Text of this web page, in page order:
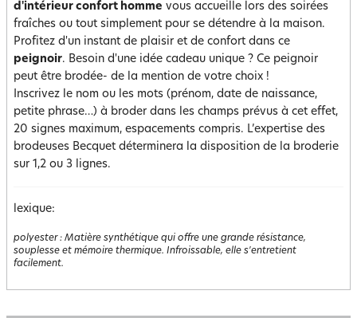
d'intérieur confort homme vous accueille lors des soirées
fraîches ou tout simplement pour se détendre à la maison.
Profitez d'un instant de plaisir et de confort dans ce
peignoir. Besoin d'une idée cadeau unique ? Ce peignoir
peut être brodée- de la mention de votre choix !
Inscrivez le nom ou les mots (prénom, date de naissance,
petite phrase…) à broder dans les champs prévus à cet effet,
20 signes maximum, espacements compris. L’expertise des
brodeuses Becquet déterminera la disposition de la broderie
sur 1,2 ou 3 lignes.
lexique:
polyester: Matière synthétique qui offre une grande résistance,
souplesse et mémoire thermique. Infroissable, elle s'entretient
facilement.